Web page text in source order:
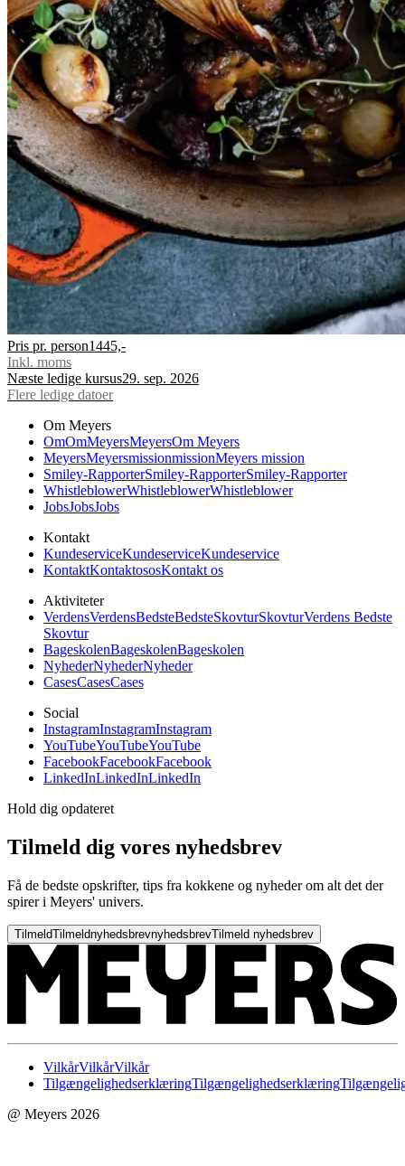
Pris pr. person1445,-
Inkl. moms
Næste ledige kursus29. sep. 2026
Flere ledige datoer
Om Meyers
OmOmMeyersMeyersOm Meyers
MeyersMeyersmissionmissionMeyers mission
Smiley-RapporterSmiley-RapporterSmiley-Rapporter
WhistleblowerWhistleblowerWhistleblower
JobsJobsJobs
Kontakt
KundeserviceKundeserviceKundeservice
KontaktKontaktososKontakt os
Aktiviteter
VerdensVerdensBedsteBedsteSkovturSkovturVerdens Bedste
Skovtur
BageskolenBageskolenBageskolen
NyhederNyhederNyheder
CasesCasesCases
Social
InstagramInstagramInstagram
YouTubeYouTubeYouTube
FacebookFacebookFacebook
LinkedInLinkedInLinkedIn
Hold dig opdateret
Tilmeld dig vores nyhedsbrev
Få de bedste opskrifter, tips fra kokkene og nyheder om alt det der
spirer i Meyers' univers.
TilmeldTilmeldnyhedsbrevnyhedsbrevTilmeld nyhedsbrev
VilkårVilkårVilkår
TilgængelighedserklæringTilgængelighedserklæring
@ Meyers 2026